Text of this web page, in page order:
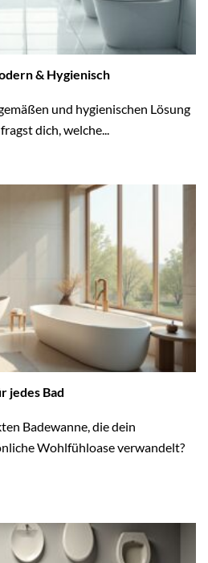
& Hygienisch
und hygienischen Lösung
dich, welche...
jedes Bad
Badewanne, die dein
Wohlfühloase verwandelt?